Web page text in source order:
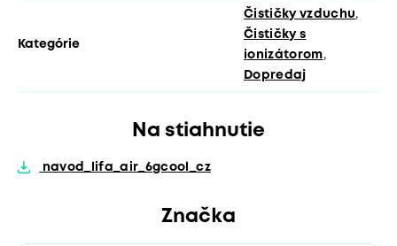
Kategórie
Čističky vzduchu,
Čističky s
ionizátorom,
Dopredaj
Na stiahnutie
navod_lifa_air_6gcool_cz
Značka